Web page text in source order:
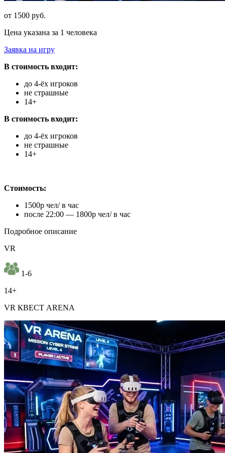
от 1500 руб.
Цена указана за 1 человека
Заявка на игру
В стоимость входит:
до 4-ёх игроков
не страшные
14+
В стоимость входит:
до 4-ёх игроков
не страшные
14+
Стоимость:
1500р чел/ в час
после 22:00 — 1800р чел/ в час
Подробное описание
VR
1-6
14+
VR КВЕСТ ARENA